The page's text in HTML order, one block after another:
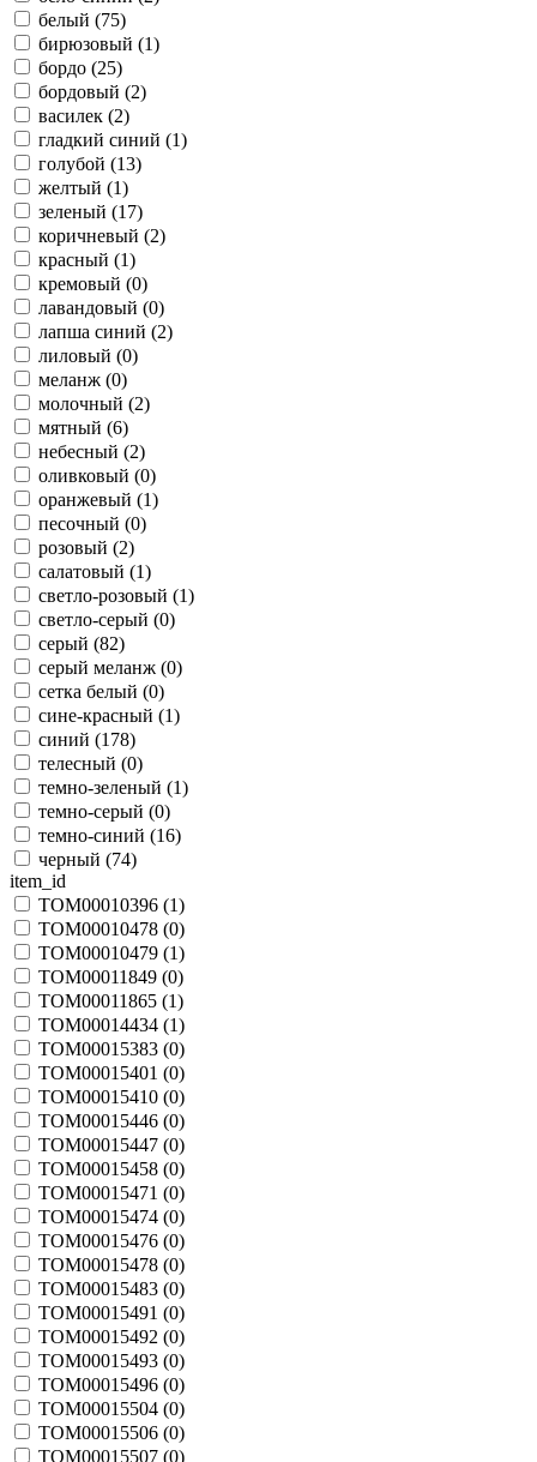
белый (75)
бирюзовый (1)
бордо (25)
бордовый (2)
василек (2)
гладкий синий (1)
голубой (13)
желтый (1)
зеленый (17)
коричневый (2)
красный (1)
кремовый (0)
лавандовый (0)
лапша синий (2)
лиловый (0)
меланж (0)
молочный (2)
мятный (6)
небесный (2)
оливковый (0)
оранжевый (1)
песочный (0)
розовый (2)
салатовый (1)
светло-розовый (1)
светло-серый (0)
серый (82)
серый меланж (0)
сетка белый (0)
сине-красный (1)
синий (178)
телесный (0)
темно-зеленый (1)
темно-серый (0)
темно-синий (16)
черный (74)
item_id
TOM00010396 (1)
TOM00010478 (0)
TOM00010479 (1)
TOM00011849 (0)
TOM00011865 (1)
TOM00014434 (1)
TOM00015383 (0)
TOM00015401 (0)
TOM00015410 (0)
TOM00015446 (0)
TOM00015447 (0)
TOM00015458 (0)
TOM00015471 (0)
TOM00015474 (0)
TOM00015476 (0)
TOM00015478 (0)
TOM00015483 (0)
TOM00015491 (0)
TOM00015492 (0)
TOM00015493 (0)
TOM00015496 (0)
TOM00015504 (0)
TOM00015506 (0)
TOM00015507 (0)